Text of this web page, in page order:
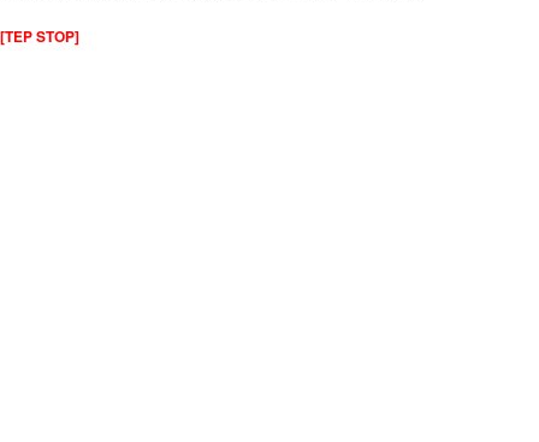
[TEP STOP]